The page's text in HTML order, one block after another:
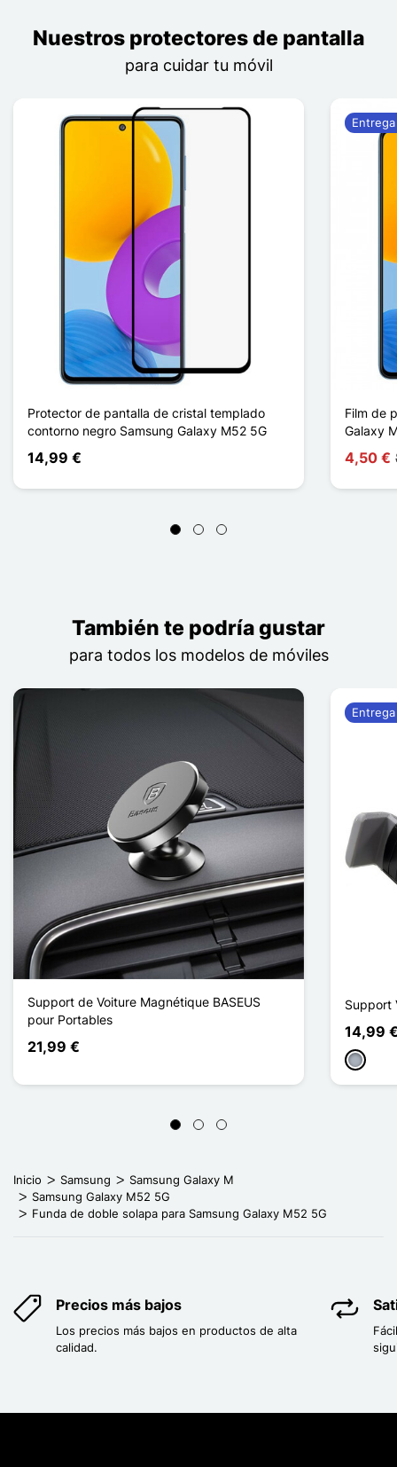
Nuestros protectores de pantalla
para cuidar tu móvil
Protector de pantalla de cristal templado
contorno negro Samsung Galaxy M52 5G
14,99 €
Film de
Galaxy
4,50 €
También te podría gustar
para todos los modelos de móviles
Support de Voiture Magnétique BASEUS
pour Portables
21,99 €
Support
14,99
Gris
Inicio Samsung
Samsung Galaxy M
Samsung Galaxy M52 5G
Funda de doble solapa para Samsung Galaxy M52 5G
Precios más bajos
Los precios más bajos en productos de alta
calidad.